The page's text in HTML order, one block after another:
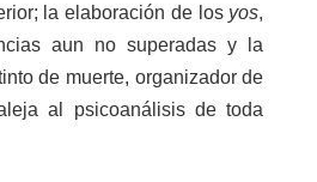
la elaboración de los yos,
aun no superadas y la
de muerte, organizador de
al psicoanálisis de toda